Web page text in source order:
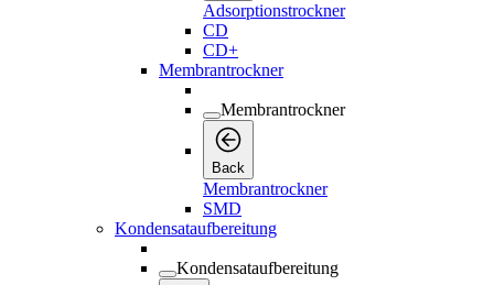
Adsorptionstrockner
CD
CD+
Membrantrockner
Membrantrockner
Back
Membrantrockner
SMD
Kondensataufbereitung
Kondensataufbereitung